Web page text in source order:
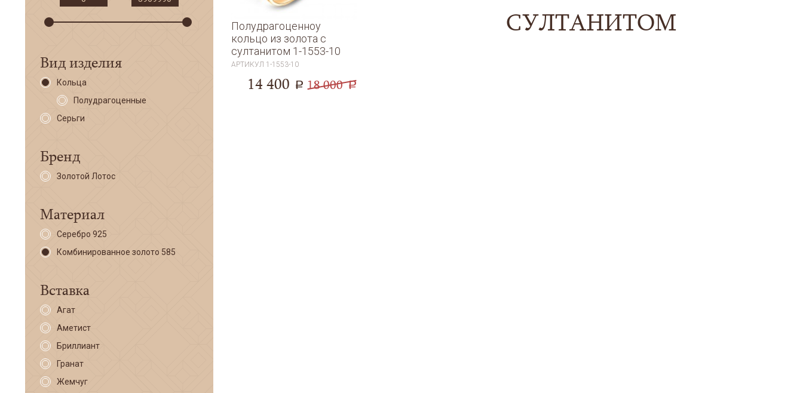
Вид изделия
Кольца
Полудрагоценные
Серьги
Бренд
Золотой Лотос
Материал
Серебро 925
Комбинированное золото 585
Вставка
Агат
Аметист
Бриллиант
Гранат
Жемчуг
СУЛТАНИТОМ
Полудрагоценноу
кольцо из золота с
султанитом 1-1553-10
АРТИКУЛ 1-1553-10
14 400 a 18 000 a